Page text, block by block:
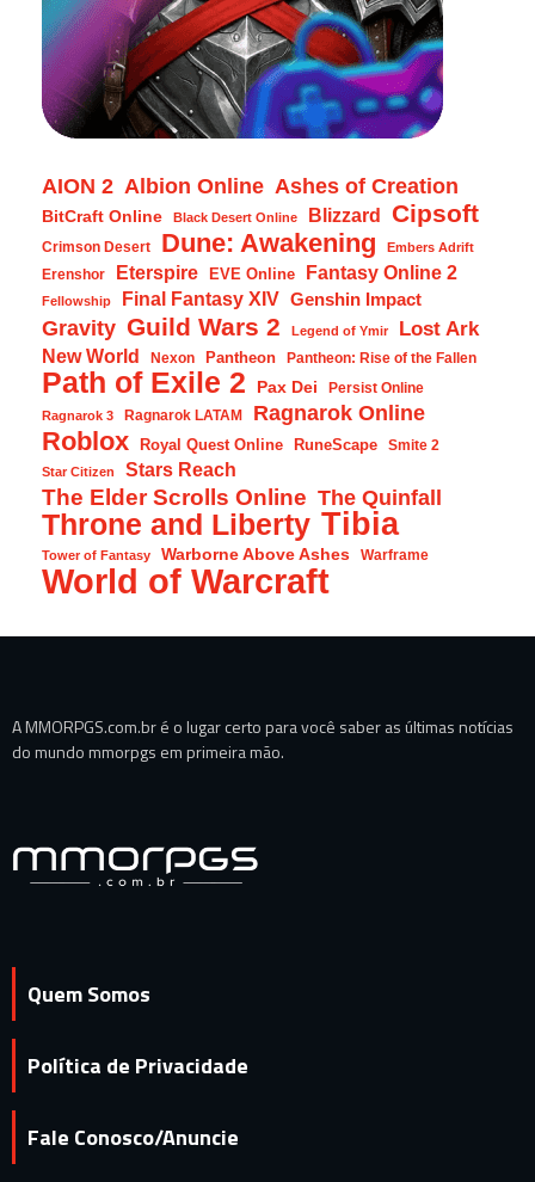
AION 2 Albion Online Ashes of Creation
BitCraft Online Black Desert Online Blizzard Cipsoft
Crimson Desert Dune: Awakening Embers Adrift
Erenshor Eterspire EVE Online Fantasy Online 2
Fellowship Final Fantasy XIV Genshin Impact
Gravity Guild Wars 2 Legend of Ymir Lost Ark
New World Nexon Pantheon Pantheon: Rise of the Fallen
Path of Exile 2 Pax Dei Persist Online
Ragnarok 3 Ragnarok LATAM Ragnarok Online
Roblox Royal Quest Online RuneScape Smite 2
Star Citizen Stars Reach
The Elder Scrolls Online The Quinfall
Throne and Liberty Tibia
Tower of Fantasy Warborne Above Ashes Warframe
World of Warcraft
A MMORPGS.com.br é o lugar certo para você saber as últimas notícias
do mundo mmorpgs em primeira mão.
Quem Somos
Política de Privacidade
Fale Conosco/Anuncie